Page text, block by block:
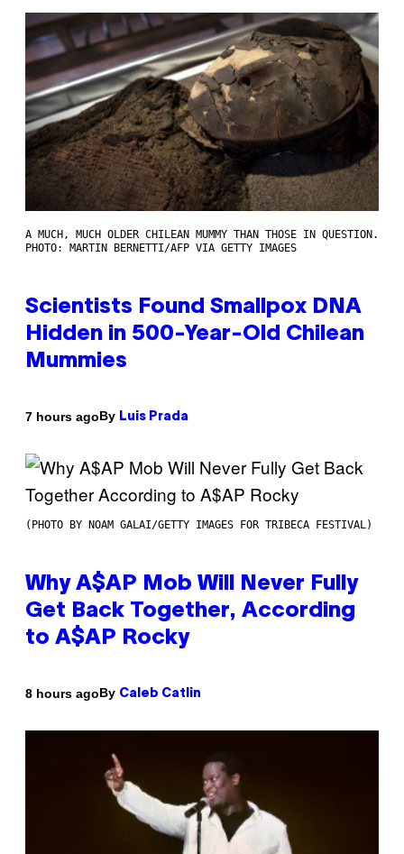
A MUCH, MUCH OLDER CHILEAN MUMMY THAN THOSE IN QUESTION.
PHOTO: MARTIN BERNETTI/AFP VIA GETTY IMAGES
Scientists Found Smallpox DNA
Hidden in 500-Year-Old Chilean
Mummies
7 hours agoBy Luis Prada
(PHOTO BY NOAM GALAI/GETTY IMAGES FOR TRIBECA FESTIVAL)
Why A$AP Mob Will Never Fully
Get Back Together, According
to A$AP Rocky
8 hours agoBy Caleb Catlin